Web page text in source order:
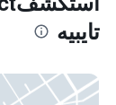
تايبيه